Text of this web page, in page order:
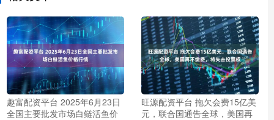
趣富配资平台 2025年6月23日
全国主要批发市场白鲢活鱼价
旺源配资平台 拖欠会费15亿美
元，联合国通告全球，美国再